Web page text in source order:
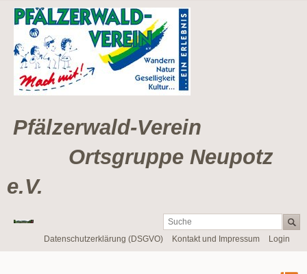
Pfälzerwald-Verein
Ortsgruppe Neupotz
e.V.
Navigation
Datenschutzerklärung (DSGVO) Kontakt und Impressum Login